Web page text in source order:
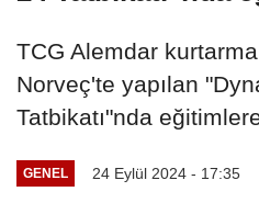
TCG Alemdar
Norveç'te yapılan
Tatbikatı"nda
GENEL 24 Eylül 2024 - 17:35